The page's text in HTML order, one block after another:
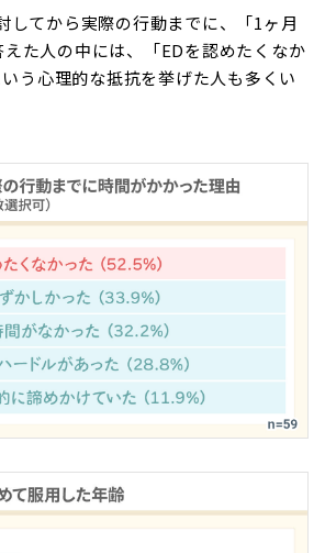
してから実際の行動までに、「1ヶ月
た人の中には、「EDを認めたくなか
う心理的な抵抗を挙げた人も多くい